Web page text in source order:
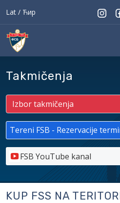
Lat / Ћир
Takmičenja
Tereni FSB - Rezervacije
FSB YouTube kanal
KUP FSS NA